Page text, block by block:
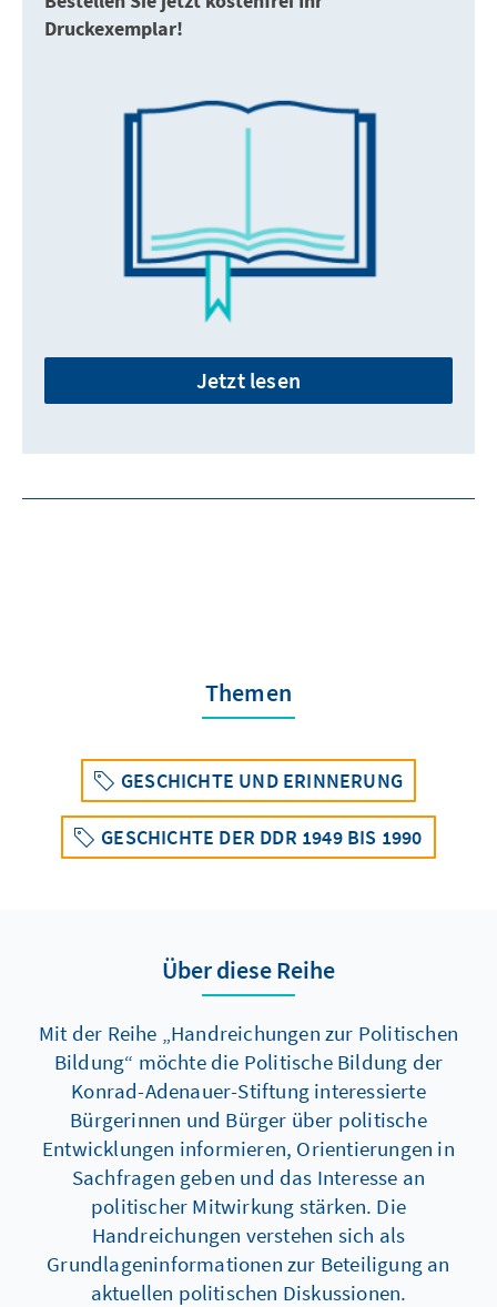
Druckexemplar!
Jetzt lesen
Themen
GESCHICHTE UND ERINNERUNG
GESCHICHTE DER DDR 1949 BIS 1990
Über diese Reihe
Mit der Reihe „Handreichungen zur Politischen
Bildung“ möchte die Politische Bildung der
Konrad-Adenauer-Stiftung interessierte
Bürgerinnen und Bürger über politische
Entwicklungen informieren, Orientierungen in
Sachfragen geben und das Interesse an
politischer Mitwirkung stärken. Die
Handreichungen verstehen sich als
Grundlageninformationen zur Beteiligung an
aktuellen politischen Diskussionen.